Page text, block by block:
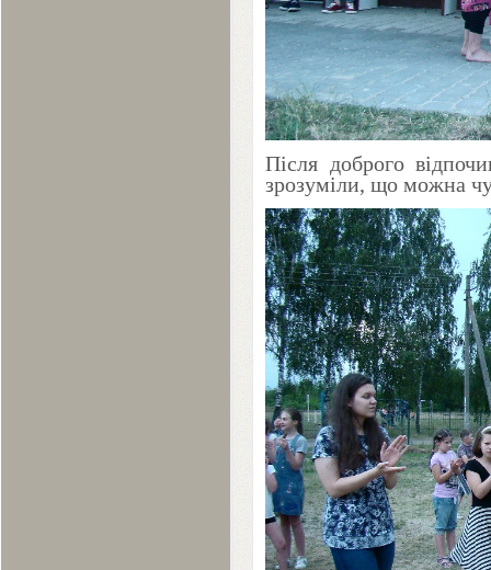
Після доброго
зрозуміли, що можна